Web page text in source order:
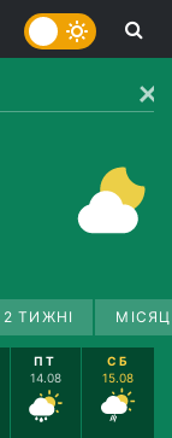
2 ТИЖНІ
ПТ
14.08
СБ
15.08